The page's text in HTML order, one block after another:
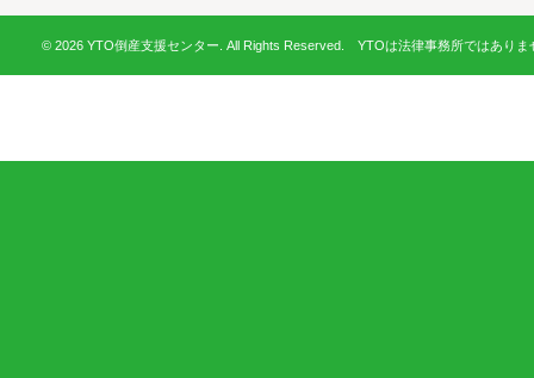
© 2026 YTO倒産支援センター. All Rights Reserved. YTOは法律事務所ではありま